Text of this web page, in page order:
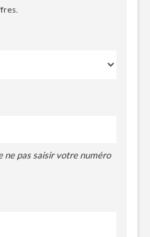
ne pas saisir votre numéro